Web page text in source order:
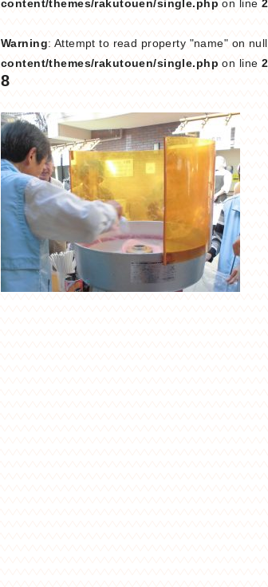
content/themes/rakutouen/single.php on line
Warning: Attempt to read property "name" on
content/themes/rakutouen/single.php on line
8